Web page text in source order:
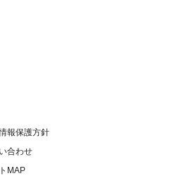
報保護方針
合わせ
MAP